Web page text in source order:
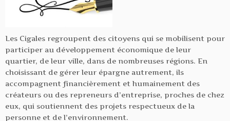
Les Cigales regroupent des citoyens qui se mobilisent pour
participer au développement économique de leur
quartier, de leur ville, dans de nombreuses régions. En
choisissant de gérer leur épargne autrement, ils
accompagnent financièrement et humainement des
créateurs ou des repreneurs d’entreprise, proches de chez
eux, qui soutiennent des projets respectueux de la
personne et de l’environnement.